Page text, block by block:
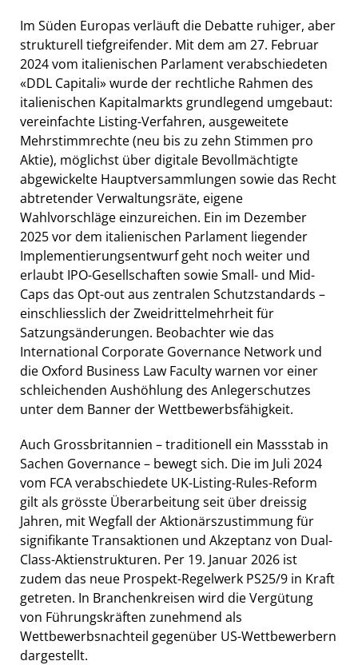
Im Süden Europas verläuft die Debatte ruhiger, aber
strukturell tiefgreifender. Mit dem am 27. Februar
2024 vom italienischen Parlament verabschiedeten
«DDL Capitali» wurde der rechtliche Rahmen des
italienischen Kapitalmarkts grundlegend umgebaut:
vereinfachte Listing-Verfahren, ausgeweitete
Mehrstimmrechte (neu bis zu zehn Stimmen pro
Aktie), möglichst über digitale Bevollmächtigte
abgewickelte Hauptversammlungen sowie das Recht
abtretender Verwaltungsräte, eigene
Wahlvorschläge einzureichen. Ein im Dezember
2025 vor dem italienischen Parlament liegender
Implementierungsentwurf geht noch weiter und
erlaubt IPO-Gesellschaften sowie Small- und Mid-
Caps das Opt-out aus zentralen Schutzstandards –
einschliesslich der Zweidrittelmehrheit für
Satzungsänderungen. Beobachter wie das
International Corporate Governance Network und
die Oxford Business Law Faculty warnen vor einer
schleichenden Aushöhlung des Anlegerschutzes
unter dem Banner der Wettbewerbsfähigkeit.
Auch Grossbritannien – traditionell ein Massstab in
Sachen Governance – bewegt sich. Die im Juli 2024
vom FCA verabschiedete UK-Listing-Rules-Reform
gilt als grösste Überarbeitung seit über dreissig
Jahren, mit Wegfall der Aktionärszustimmung für
signifikante Transaktionen und Akzeptanz von Dual-
Class-Aktienstrukturen. Per 19. Januar 2026 ist
zudem das neue Prospekt-Regelwerk PS25/9 in Kraft
getreten. In Branchenkreisen wird die Vergütung
von Führungskräften zunehmend als
Wettbewerbsnachteil gegenüber US-Wettbewerbern
dargestellt.